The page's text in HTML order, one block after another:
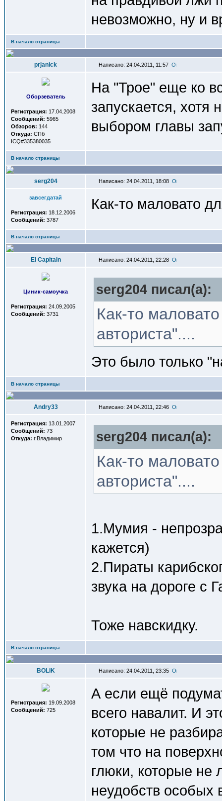
невозможно, ну и
В начало страницы
prjanick Написано: 24.04.2011, 11:57
Оборзеватель
Регистрация: 17.04.2008
Сообщений: 5965
Обзоров: 144
Откуда: СПб
ICQ#335380035
На "Трое" еще ко
запускается, хотя
выбором главы
В начало страницы
serg204 Написано: 24.04.2011, 18:08
завсегдатай
Регистрация: 18.12.2006
Сообщений: 3787
Как-то маловато
В начало страницы
El Capitain Написано: 24.04.2011, 22:28
Циник-самоучка
Регистрация: 24.09.2005
Сообщений: 3731
serg204 писал(a):
Как-то
авториста"....
Это было только
В начало страницы
Andry33 Написано: 24.04.2011, 22:46
Регистрация: 13.01.2007
Сообщений: 73
Откуда: г.Владимир serg204 писал(a):
Как-то
авториста"....
1.Мумия -
кажется)
2.Пираты
звука на дороге с
Тоже навскидку.
В начало страницы
BOLiK Написано: 24.04.2011, 23:35
Регистрация: 19.09.2008
Сообщений: 725
А если ещё
всего навалит. И
которые не
том что на
глюки, которые не
неудобств особых